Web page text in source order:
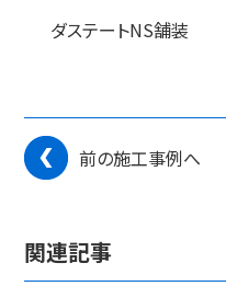
ダステートNS舗装
前の施工事例へ
関連記事